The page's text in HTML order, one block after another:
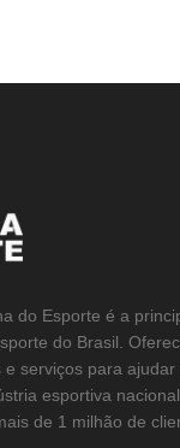
do Esporte é a
do Brasil.
serviços para ajudar
esportiva nacional.
de 1 milhão de